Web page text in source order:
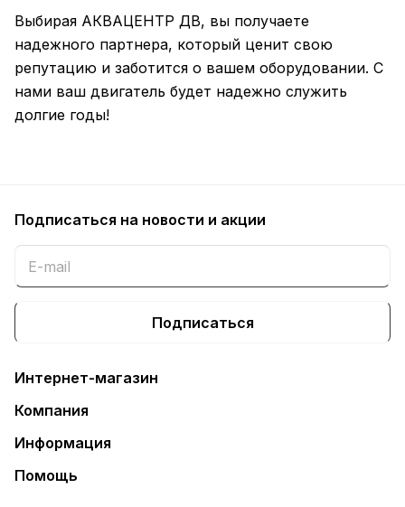
Выбирая АКВАЦЕНТР ДВ, вы получаете
надежного партнера, который ценит свою
репутацию и заботится о вашем оборудовании. С
нами ваш двигатель будет надежно служить
долгие годы!
Подписаться на новости и акции
Подписаться
Интернет-магазин
Компания
Информация
Помощь